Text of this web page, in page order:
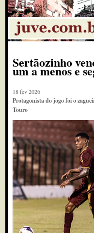
Sertãozinho
um a menos e
18 fev 2026
Protagonista do jogo foi o
Touro